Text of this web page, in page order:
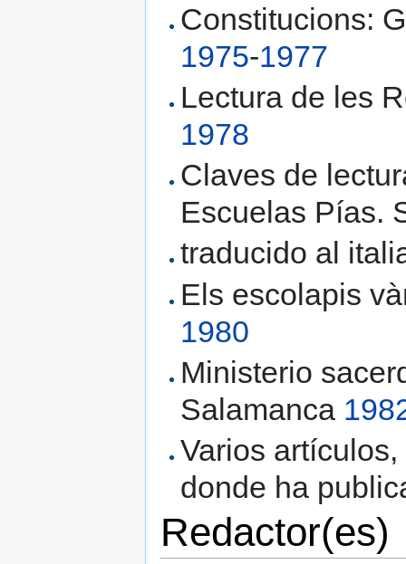
Constitucions:
1975-1977
Lectura de les
1978
Claves de
Escuelas Pías.
traducido al
Els escolapis
1980
Ministerio
Salamanca
Varios
donde ha
Redactor(es)